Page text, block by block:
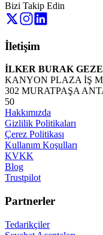
Bizi Takip Edin
İletişim
İLKER BURAK
KANYON PLAZA İŞ
302 MURATPAŞA
50
Hakkımızda
Gizlilik Politikaları
Çerez Politikası
Kullanım Koşulları
KVKK
Blog
Trustpilot
Partnerler
Tedarikçiler